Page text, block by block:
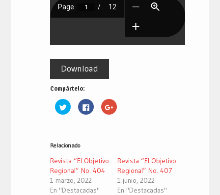
Download
Compártelo:
Haz
clic
Twitter
abre
una
ventana
nueva)
Haz
clic
una
ventana
nueva)
Haz
clic
una
ventana
nueva)
Relacionado
Revista “El Objetivo
Regional” No. 404
1 marzo, 2022
En "Destacadas"
Revista “El Objetivo
Regional” No. 407
1 junio, 2022
En "Destacadas"